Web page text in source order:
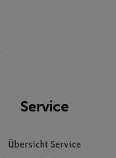
Service
Übersicht Service